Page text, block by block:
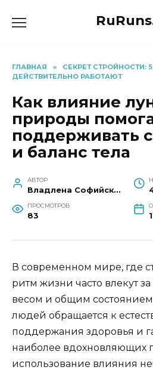
ГЛАВНАЯ »
СЕКРЕТ СТРОЙНОСТИ:
ДЕЙСТВИТЕЛЬНО РАБОТАЮТ
Как влияние
природы
поддерживать
и баланс тела
АВТОР
Владлена Софийская
ПРОСМОТРОВ
83
В современном мире, где
ритм жизни часто влекут
весом и общим состоянием
людей обращается к
поддержания здоровья и
наиболее вдохновляющих
использование влияния